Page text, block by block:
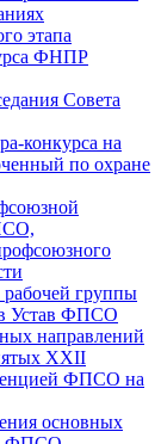
этапа
ФНПР
Совета
конкурса на
по охране
рабочей группы
в Устав ФПСО
направлений
XXII
ФПСО на
основных